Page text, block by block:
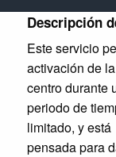
Descripción
Este servicio
activación de
centro durante
periodo de
limitado, y está
pensada para